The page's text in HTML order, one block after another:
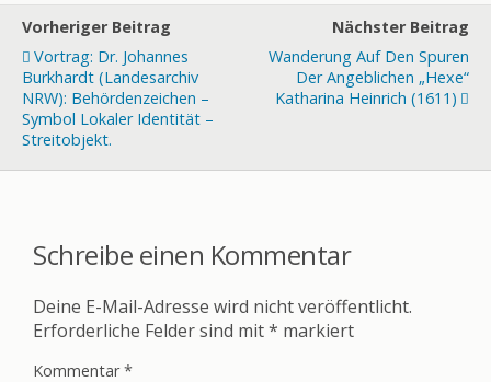
Vorheriger Beitrag
Vortrag: Dr. Johannes
Burkhardt (Landesarchiv
NRW): Behördenzeichen –
Symbol Lokaler Identität –
Streitobjekt.
Nächster Beitrag
Wanderung Auf Den Spuren
Der Angeblichen „Hexe“
Katharina Heinrich (1611)
Schreibe einen Kommentar
Deine E-Mail-Adresse wird nicht veröffentlicht.
Erforderliche Felder sind mit* markiert
Kommentar*